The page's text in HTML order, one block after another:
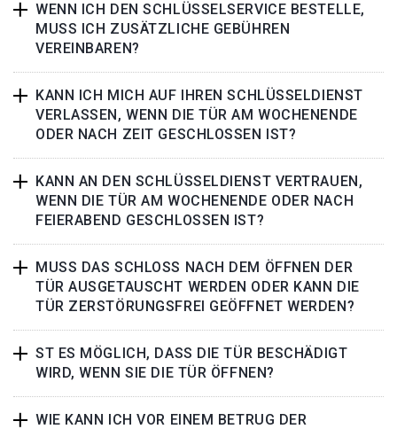
WENN ICH DEN SCHLÜSSELSERVICE BESTELLE,
MUSS ICH ZUSÄTZLICHE GEBÜHREN
VEREINBAREN?
KANN ICH MICH AUF IHREN SCHLÜSSELDIENST
VERLASSEN, WENN DIE TÜR AM WOCHENENDE
ODER NACH ZEIT GESCHLOSSEN IST?
KANN AN DEN SCHLÜSSELDIENST VERTRAUEN,
WENN DIE TÜR AM WOCHENENDE ODER NACH
FEIERABEND GESCHLOSSEN IST?
MUSS DAS SCHLOSS NACH DEM ÖFFNEN DER
TÜR AUSGETAUSCHT WERDEN ODER KANN DIE
TÜR ZERSTÖRUNGSFREI GEÖFFNET WERDEN?
ST ES MÖGLICH, DASS DIE TÜR BESCHÄDIGT
WIRD, WENN SIE DIE TÜR ÖFFNEN?
WIE KANN ICH VOR EINEM BETRUG DER